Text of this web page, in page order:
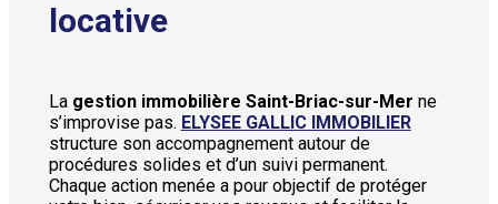
locative
La gestion immobilière Saint-Briac-sur-Mer ne
s’improvise pas. ELYSEE GALLIC IMMOBILIER
structure son accompagnement autour de
procédures solides et d’un suivi permanent.
Chaque action menée a pour objectif de protéger